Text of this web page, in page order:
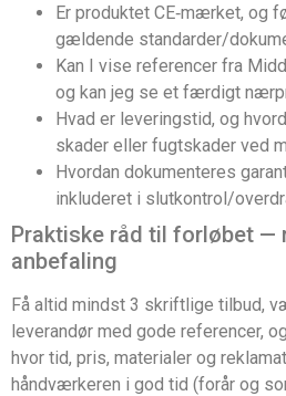
Er produktet CE‑mærket, og
gældende standarder/
Kan I vise referencer fra
og kan jeg se et færdigt
Hvad er leveringstid, og
skader eller fugtskader ved
Hvordan dokumenteres
inkluderet i slutkontrol/
Praktiske råd til forløbet —
anbefaling
Få altid mindst 3 skriftlige tilbud,
leverandør med gode referencer,
hvor tid, pris, materialer og
håndværkeren i god tid (forår og